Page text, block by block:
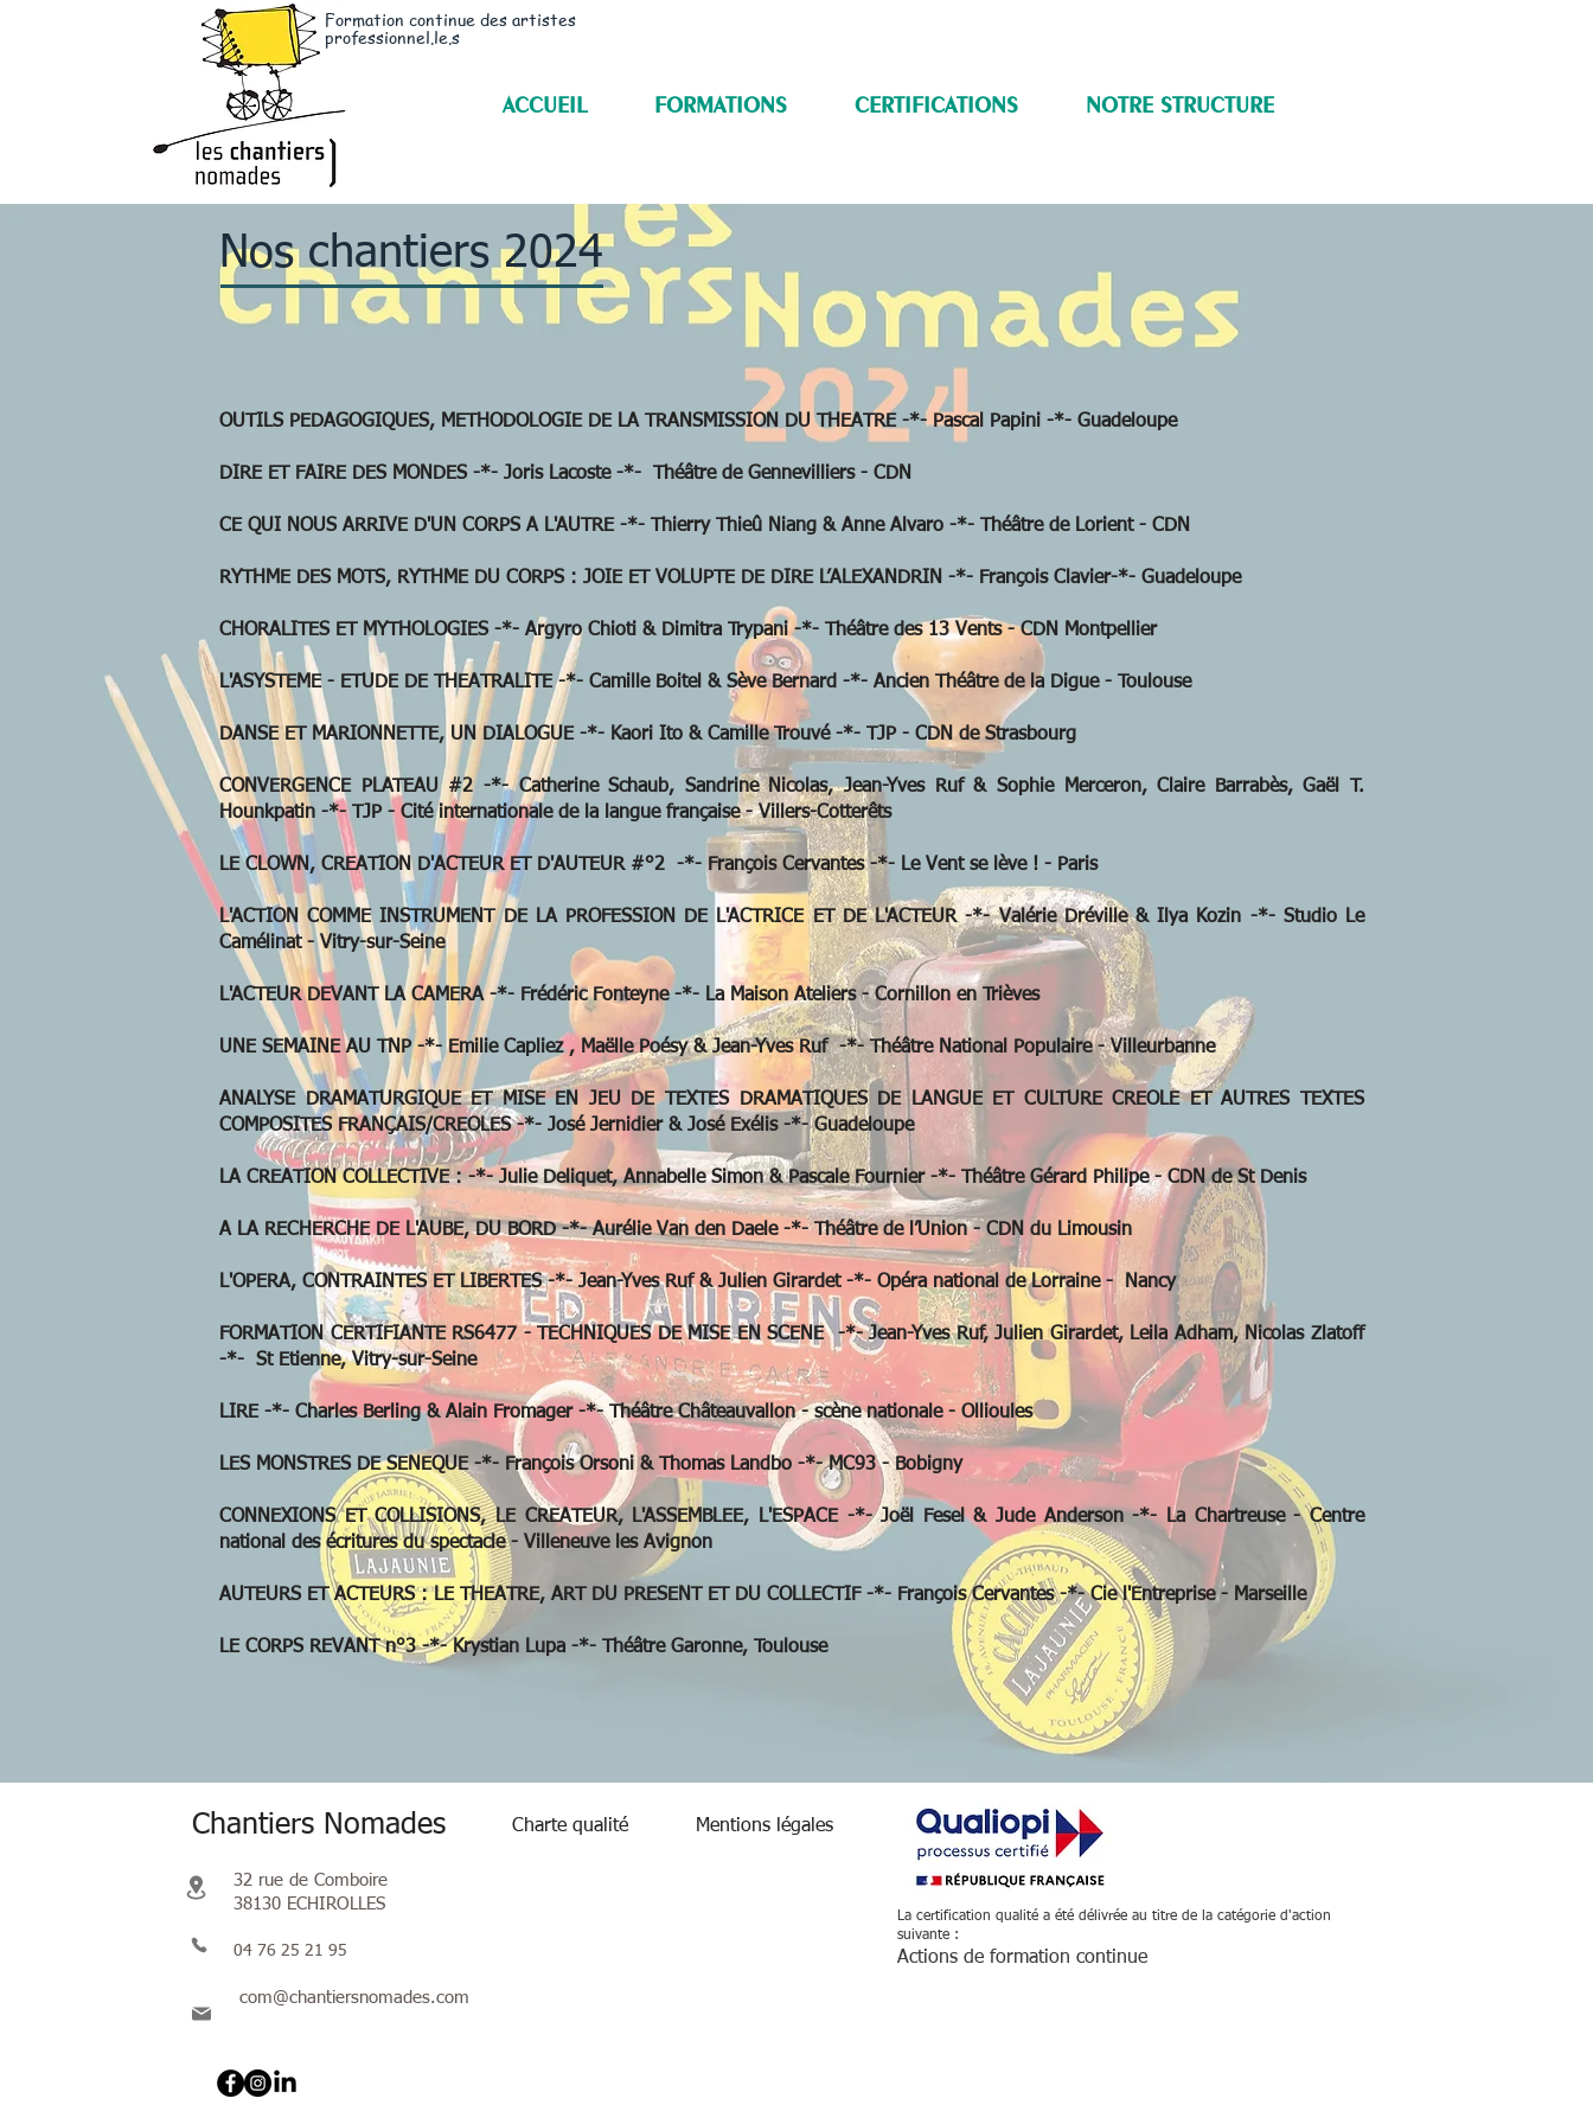
Formation continue des artistes
professionnel.le.s
ACCUEIL FORMATIONS CERTIFICATIONS NOTRE STRUCTURE
Nos chantiers 2024
OUTILS PEDAGOGIQUES, METHODOLOGIE DE LA TRANSMISSION DU THEATRE -*- Pascal Papini -*- Guadeloupe
DIRE ET FAIRE DES MONDES -*- Joris Lacoste -*- Théâtre de Gennevilliers - CDN
CE QUI NOUS ARRIVE D'UN CORPS A L'AUTRE -*- Thierry Thieû Niang & Anne Alvaro -*- Théâtre de Lorient - CDN
RYTHME DES MOTS, RYTHME DU CORPS : JOIE ET VOLUPTE DE DIRE L’ALEXANDRIN -*- François Clavier-*- Guadeloupe
CHORALITES ET MYTHOLOGIES -*- Argyro Chioti & Dimitra Trypani -*- Théâtre des 13 Vents - CDN Montpellier
L'ASYSTEME - ETUDE DE THEATRALITE -*- Camille Boitel & Sève Bernard -*- Ancien Théâtre de la Digue - Toulouse
DANSE ET MARIONNETTE, UN DIALOGUE -*- Kaori Ito & Camille Trouvé -*- TJP - CDN de Strasbourg
CONVERGENCE PLATEAU #2 -*- Catherine Schaub, Sandrine Nicolas, Jean-Yves Ruf & Sophie Merceron, Claire Barrabès, Gaël T.
Hounkpatin -*- TJP - Cité internationale de la langue française - Villers-Cotterêts
LE CLOWN, CREATION D'ACTEUR ET D'AUTEUR #°2 -*- François Cervantes -*- Le Vent se lève ! - Paris
L'ACTION COMME INSTRUMENT DE LA PROFESSION DE L'ACTRICE ET DE L'ACTEUR -*- Valérie Dréville & Ilya Kozin -*- Studio Le
Camélinat - Vitry-sur-Seine
L'ACTEUR DEVANT LA CAMERA -*- Frédéric Fonteyne -*- La Maison Ateliers - Cornillon en Trièves
UNE SEMAINE AU TNP -*- Emilie Capliez , Maëlle Poésy & Jean-Yves Ruf -*- Théâtre National Populaire - Villeurbanne
ANALYSE DRAMATURGIQUE ET MISE EN JEU DE TEXTES DRAMATIQUES DE LANGUE ET CULTURE CREOLE ET AUTRES TEXTES
COMPOSITES FRANÇAIS/CREOLES -*- José Jernidier & José Exélis -*- Guadeloupe
LA CREATION COLLECTIVE : -*- Julie Deliquet, Annabelle Simon & Pascale Fournier -*- Théâtre Gérard Philipe - CDN de St Denis
A LA RECHERCHE DE L'AUBE, DU BORD -*- Aurélie Van den Daele -*- Théâtre de l’Union - CDN du Limousin
L'OPERA, CONTRAINTES ET LIBERTES -*- Jean-Yves Ruf & Julien Girardet -*- Opéra national de Lorraine - Nancy
FORMATION CERTIFIANTE RS6477 - TECHNIQUES DE MISE EN SCENE -*- Jean-Yves Ruf, Julien Girardet, Leila Adham, Nicolas Zlatoff
-*- St Etienne, Vitry-sur-Seine
LIRE -*- Charles Berling & Alain Fromager -*- Théâtre Châteauvallon - scène nationale - Ollioules
LES MONSTRES DE SENEQUE -*- François Orsoni & Thomas Landbo -*- MC93 - Bobigny
CONNEXIONS ET COLLISIONS, LE CREATEUR, L'ASSEMBLEE, L'ESPACE -*- Joël Fesel & Jude Anderson -*- La Chartreuse - Centre
national des écritures du spectacle - Villeneuve les Avignon
AUTEURS ET ACTEURS : LE THEATRE, ART DU PRESENT ET DU COLLECTIF -*- François Cervantes -*- Cie l'Entreprise - Marseille
LE CORPS REVANT n°3 -*- Krystian Lupa -*- Théâtre Garonne, Toulouse
Chantiers Nomades
32 rue de Comboire
38130 ECHIROLLES
04 76 25 21 95
com@chantiersnomades.com
Charte qualité Mentions légales
La certification qualité a été délivrée au titre de la catégorie d'action
suivante :
Actions de formation continue